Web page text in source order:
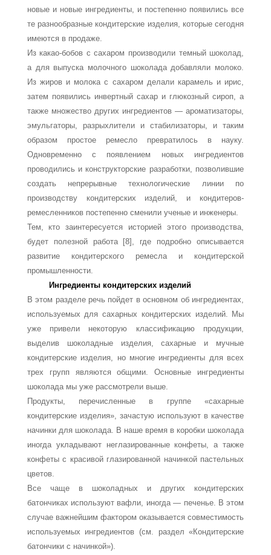
новые и новые ингредиенты, и постепенно появились все
те разнообразные кондитерские изделия, которые сегодня
имеются в продаже.
Из какао-бобов с сахаром производили темный шоколад,
а для выпуска молочно­го шоколада добавляли молоко.
Из жиров и молока с сахаром делали карамель и ирис,
затем появились инвертный сахар и глюкозный сироп, а
также множество дру­гих ингредиентов — ароматизаторы,
эмульгаторы, разрыхлители и стабилизаторы, и таким
образом простое ремесло превратилось в науку.
Одновременно с появлением новых ингредиентов
проводились и конструкторские разработки, позволившие
со­здать непрерывные технологические линии по
производству кондитерских изделий, и кондитеров-
ремесленников постепенно сменили ученые и инженеры.
Тем, кто заинтересуется историей этого производства,
будет полезной рабо­та [8], где подробно описывается
развитие кондитерского ремесла и кондитерской
промышленности.
Ингредиенты кондитерских изделий
В этом разделе речь пойдет в основном об ингредиентах,
используемых для са­харных кондитерских изделий. Мы
уже привели некоторую классификацию про­дукции,
выделив шоколадные изделия, сахарные и мучные
кондитерские изделия, но многие ингредиенты для всех
трех групп являются общими. Основные ингреди­енты
шоколада мы уже рассмотрели выше.
Продукты, перечисленные в группе «сахарные
кондитерские изделия», зачас­тую используют в качестве
начинки для шоколада. В наше время в коробки шокола­да
иногда укладывают неглазированные конфеты, а также
конфеты с красивой гла­зированной начинкой пастельных
цветов.
Все чаще в шоколадных и других кондитерских
батончиках используют вафли, иногда — печенье. В этом
случае важнейшим фактором оказывается со­вместимость
используемых ингредиентов (см. раздел «Кондитерские
батончики с начинкой»).